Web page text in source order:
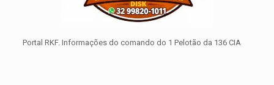
Portal RKF. Informações do comando do 1 Pelotão da 136 CIA